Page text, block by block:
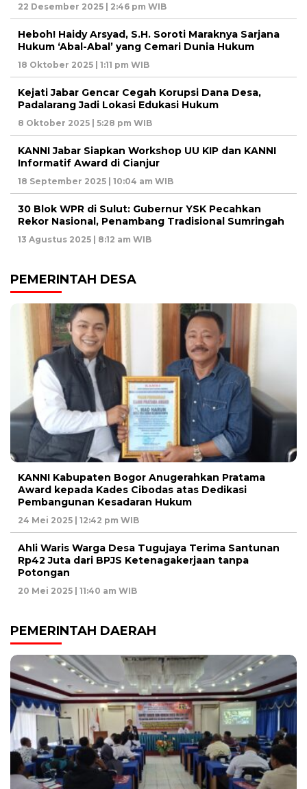
22 Desember 2025 | 2:46 pm WIB
Heboh! Haidy Arsyad, S.H. Soroti Maraknya Sarjana
Hukum ‘Abal-Abal’ yang Cemari Dunia Hukum
18 Oktober 2025 | 1:11 pm WIB
Kejati Jabar Gencar Cegah Korupsi Dana Desa,
Padalarang Jadi Lokasi Edukasi Hukum
8 Oktober 2025 | 5:28 pm WIB
KANNI Jabar Siapkan Workshop UU KIP dan KANNI
Informatif Award di Cianjur
18 September 2025 | 10:04 am WIB
30 Blok WPR di Sulut: Gubernur YSK Pecahkan
Rekor Nasional, Penambang Tradisional Sumringah
13 Agustus 2025 | 8:12 am WIB
PEMERINTAH DESA
KANNI Kabupaten Bogor Anugerahkan Pratama
Award kepada Kades Cibodas atas Dedikasi
Pembangunan Kesadaran Hukum
24 Mei 2025 | 12:42 pm WIB
Ahli Waris Warga Desa Tugujaya Terima Santunan
Rp42 Juta dari BPJS Ketenagakerjaan tanpa
Potongan
20 Mei 2025 | 11:40 am WIB
PEMERINTAH DAERAH